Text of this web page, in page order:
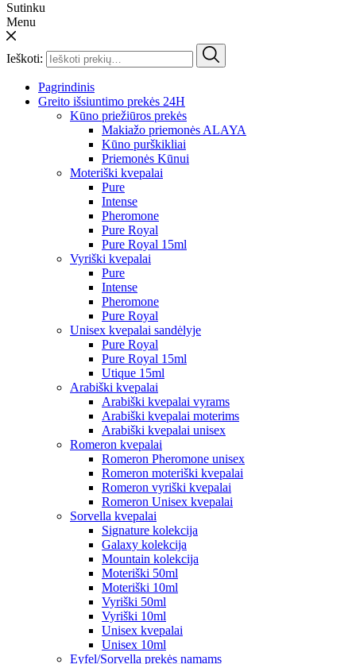
Sutinku
Menu
Ieškoti:
Pagrindinis
Greito išsiuntimo prekės 24H
Kūno priežiūros prekės
Makiažo priemonės ALAYA
Kūno purškikliai
Priemonės Kūnui
Moteriški kvepalai
Pure
Intense
Pheromone
Pure Royal
Pure Royal 15ml
Vyriški kvepalai
Pure
Intense
Pheromone
Pure Royal
Unisex kvepalai sandėlyje
Pure Royal
Pure Royal 15ml
Utique 15ml
Arabiški kvepalai
Arabiški kvepalai vyrams
Arabiški kvepalai moterims
Arabiški kvepalai unisex
Romeron kvepalai
Romeron Pheromone unisex
Romeron moteriški kvepalai
Romeron vyriški kvepalai
Romeron Unisex kvepalai
Sorvella kvepalai
Signature kolekcija
Galaxy kolekcija
Mountain kolekcija
Moteriški 50ml
Moteriški 10ml
Vyriški 50ml
Vyriški 10ml
Unisex kvepalai
Unisex 10ml
Eyfel/Sorvella prekės namams